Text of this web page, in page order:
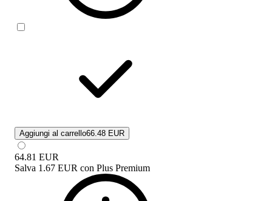
Aggiungi al carrello66.48 EUR
64.81 EUR
Salva 1.67 EUR con Plus Premium